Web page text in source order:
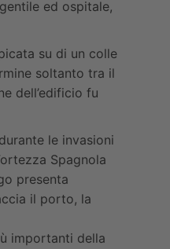
ed ospitale,
su di un colle
soltanto tra il
dell’edificio fu
le invasioni
Spagnola
presenta
il porto, la
importanti della